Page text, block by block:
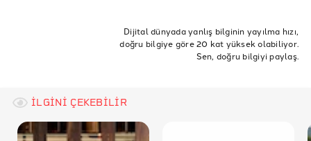
kimlik numarası
tc kimlik numarası ilk 10 hanesi
Dijital dünyada yanlış bilginin yayılma hızı,
doğru bilgiye göre 20 kat yüksek olabiliyor.
Sen, doğru bilgiyi paylaş.
İLGİNİ ÇEKEBİLİR